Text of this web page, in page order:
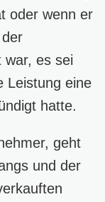
oder wenn er
war, es sei
Leistung eine
hatte.
geht
und der